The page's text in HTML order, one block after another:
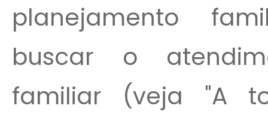
planejamento
buscar o
familiar (veja "A